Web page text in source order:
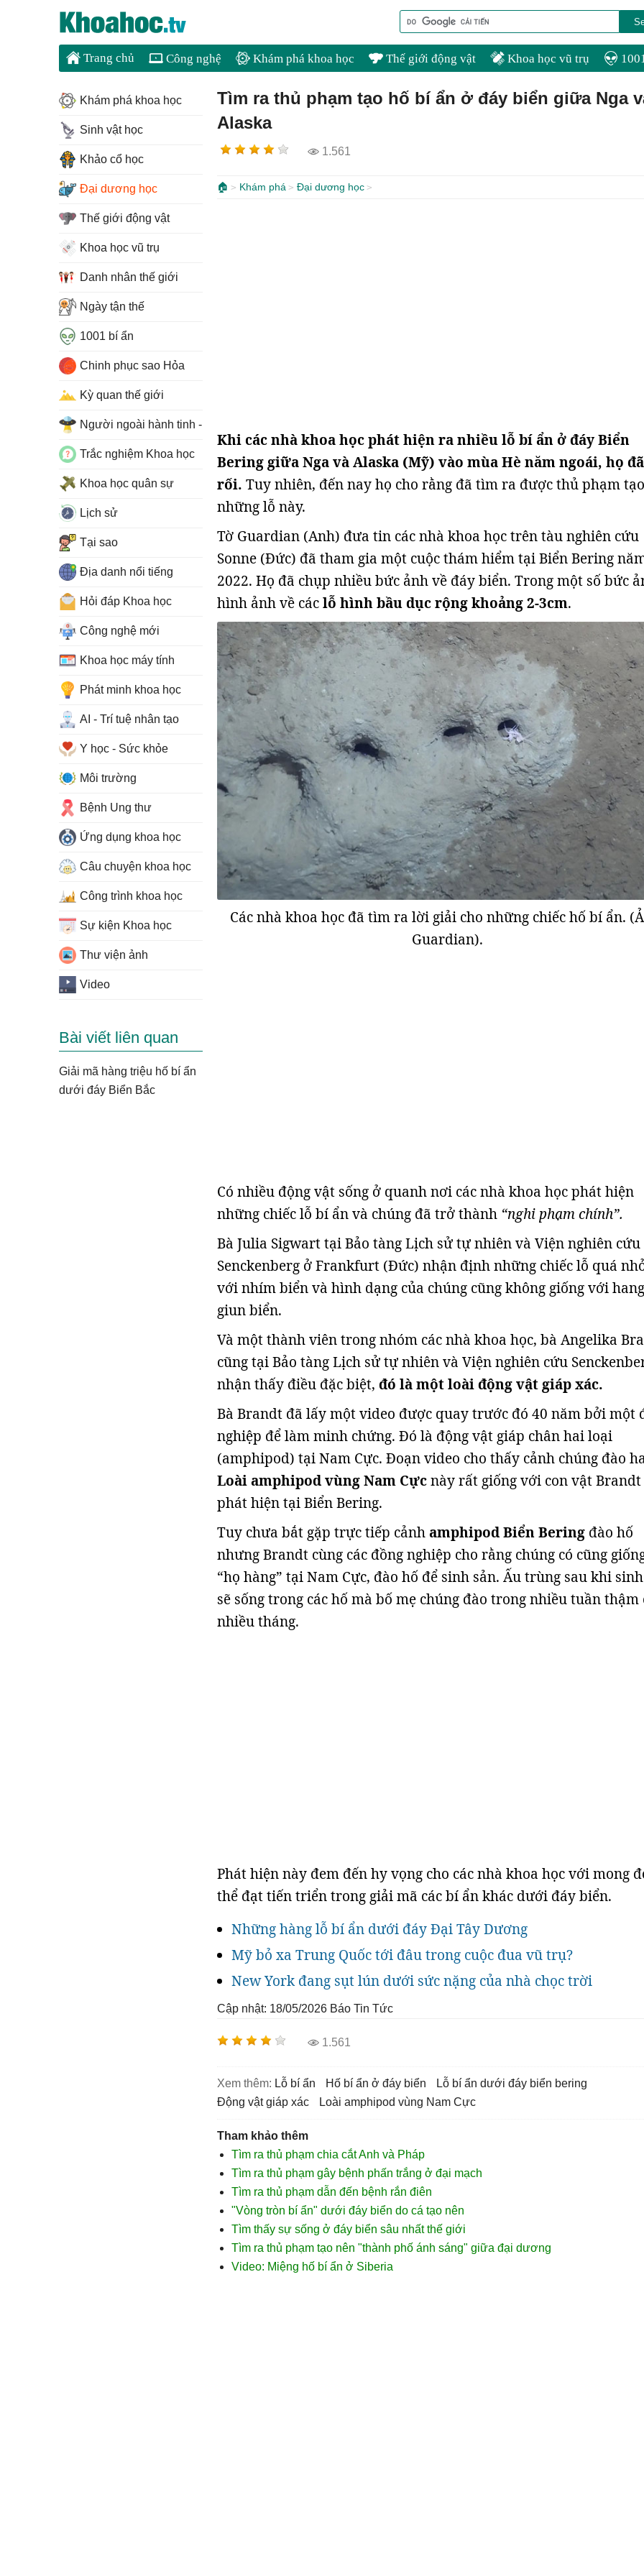
Trang chủ Công nghệ Khám phá khoa học Thế giới động vật Khoa học vũ trụ
Tìm ra thủ phạm tạo hố bí ẩn ở đáy biển giữa Nga
Alaska
1.561
🏠 Khám phá Đại dương học
Khi các nhà khoa học phát hiện ra nhiều lỗ bí ẩn ở đáy Biển
Bering giữa Nga và Alaska (Mỹ) vào mùa Hè năm ngoái, họ
rối. Tuy nhiên, đến nay họ cho rằng đã tìm ra được thủ phạm tạo
những lỗ này.
Tờ Guardian (Anh) đưa tin các nhà khoa học trên tàu nghiên cứu
Sonne (Đức) đã tham gia một cuộc thám hiểm tại Biển Bering
2022. Họ đã chụp nhiều bức ảnh về đáy biển. Trong một số bức
hình ảnh về cáclỗ hình bầu dục rộng khoảng 2-3cm.
Các nhà khoa học đã tìm ra lời giải cho những chiếc hố bí ẩn.
Guardian).
Có nhiều động vật sống ở quanh nơi các nhà khoa học phát hiện
những chiếc lỗ bí ẩn và chúng đã trở thành “nghi phạm chính”.
Bà Julia Sigwart tại Bảo tàng Lịch sử tự nhiên và Viện nghiên cứu
Senckenberg ở Frankfurt (Đức) nhận định những chiếc lỗ quá
với nhím biển và hình dạng của chúng cũng không giống với
giun biển.
Và một thành viên trong nhóm các nhà khoa học, bà Angelika
cũng tại Bảo tàng Lịch sử tự nhiên và Viện nghiên cứu
nhận thấy điều đặc biệt, đó là một loài động vật giáp xác.
Bà Brandt đã lấy một video được quay trước đó 40 năm bởi một
nghiệp để làm minh chứng. Đó là động vật giáp chân hai loại
(amphipod) tại Nam Cực. Đoạn video cho thấy cảnh chúng đào
Loài amphipod vùng Nam Cựcnày rất giống với con vật
phát hiện tại Biển Bering.
Tuy chưa bắt gặp trực tiếp cảnhamphipod Biển Bering đào hố
nhưng Brandt cùng các đồng nghiệp cho rằng chúng có cũng
“họ hàng” tại Nam Cực, đào hố để sinh sản. Ấu trùng sau khi
sẽ sống trong các hố mà bố mẹ chúng đào trong nhiều tuần thậm
nhiều tháng.
Phát hiện này đem đến hy vọng cho các nhà khoa học với mong
thể đạt tiến triển trong giải mã các bí ẩn khác dưới đáy biển.
Những hàng lỗ bí ẩn dưới đáy Đại Tây Dương
Mỹ bỏ xa Trung Quốc tới đâu trong cuộc đua vũ trụ?
New York đang sụt lún dưới sức nặng của nhà chọc trời
Cập nhật: 18/05/2026 Báo Tin Tức
1.561
Xem thêm: lỗ bí ẩn hố bí ẩn ở đáy biển
lỗ bí ẩn dưới đáy biển bering
động vật giáp xác
Loài amphipod vùng Nam Cực
Tham khảo thêm
Tìm ra thủ phạm chia cắt Anh và Pháp
Tìm ra thủ phạm gây bệnh phấn trắng ở đại mạch
Tìm ra thủ phạm dẫn đến bệnh rắn điên
"Vòng tròn bí ẩn" dưới đáy biển do cá tạo nên
Tìm thấy sự sống ở đáy biển sâu nhất thế giới
Tìm ra thủ phạm tạo nên "thành phố ánh sáng" giữa đại dương
Video: Miệng hố bí ẩn ở Siberia
Khám phá khoa học
Sinh vật học
Khảo cổ học
Đại dương học
Thế giới động vật
Khoa học vũ trụ
Danh nhân thế giới
Ngày tận thế
1001 bí ẩn
Chinh phục sao Hỏa
Kỳ quan thế giới
Người ngoài hành tinh - UFO
Trắc nghiệm Khoa học
Khoa học quân sự
Lịch sử
Tại sao
Địa danh nổi tiếng
Hỏi đáp Khoa học
Công nghệ mới
Khoa học máy tính
Phát minh khoa học
AI - Trí tuệ nhân tạo
Y học - Sức khỏe
Môi trường
Bệnh Ung thư
Ứng dụng khoa học
Câu chuyện khoa học
Công trình khoa học
Sự kiện Khoa học
Thư viện ảnh
Video
Bài viết liên quan
Giải mã hàng triệu hố bí ẩn
dưới đáy Biển Bắc